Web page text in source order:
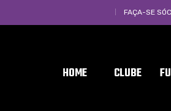
FAÇA-SE
HOME CLUBE